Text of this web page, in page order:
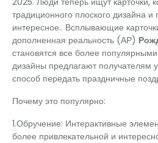
традиционного плоского дизайна
интересное.. Всплывающие
дополненная реальность (АР)
становятся все более
дизайны предлагают получателям
способ передать праздничные
Почему это популярно:
1.Обручение: Интерактивные
более привлекательной и